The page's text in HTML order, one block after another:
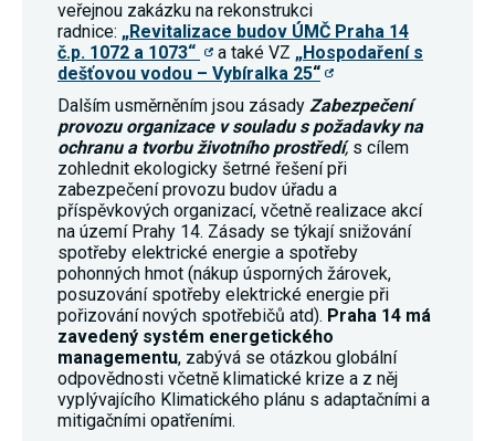
veřejnou zakázku na rekonstrukci
radnice: „Revitalizace budov ÚMČ Praha 14
č.p. 1072 a 1073“
a také VZ „Hospodaření s
dešťovou vodou – Vybíralka 25“
Dalším usměrněním jsou zásady Zabezpečení
provozu organizace v souladu s požadavky na
ochranu a tvorbu životního prostředí, s cílem
zohlednit ekologicky šetrné řešení při
zabezpečení provozu budov úřadu a
příspěvkových organizací, včetně realizace akcí
na území Prahy 14. Zásady se týkají snižování
spotřeby elektrické energie a spotřeby
pohonných hmot (nákup úsporných žárovek,
posuzování spotřeby elektrické energie při
pořizování nových spotřebičů atd). Praha 14 má
zavedený systém energetického
managementu, zabývá se otázkou globální
odpovědnosti včetně klimatické krize a z něj
vyplývajícího Klimatického plánu s adaptačními a
mitigačními opatřeními.
souhlas, nebudete
příjemcem obsahů
a reklam
přizpůsobených
Vašim zájmům.